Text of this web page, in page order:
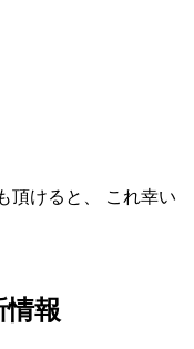
頂けると、 これ幸い
報